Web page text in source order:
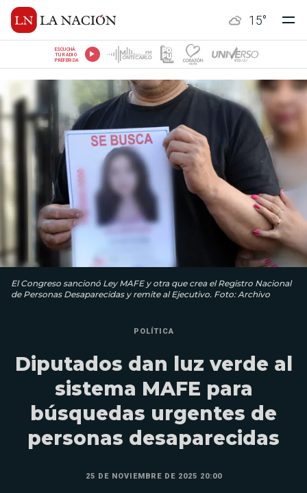
15°
ESCUCHÁ
TU RADIO
PREFERIDA
El Congreso sancionó Ley MAFE y otra que crea el Registro Nacional
de Personas Desaparecidas y remite al Ejecutivo. Foto: Archivo
POLÍTICA
Diputados dan luz verde al
sistema MAFE para
búsquedas urgentes de
personas desaparecidas
25 DE NOVIEMBRE DE 2025 20:00